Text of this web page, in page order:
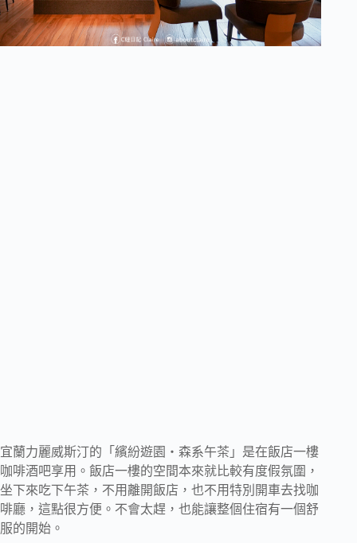
宜蘭力麗威斯汀的「繽紛遊園・森系午茶」是在飯店一樓
咖啡酒吧享用。飯店一樓的空間本來就比較有度假氛圍，
坐下來吃下午茶，不用離開飯店，也不用特別開車去找咖
啡廳，這點很方便。不會太趕，也能讓整個住宿有一個舒
服的開始。